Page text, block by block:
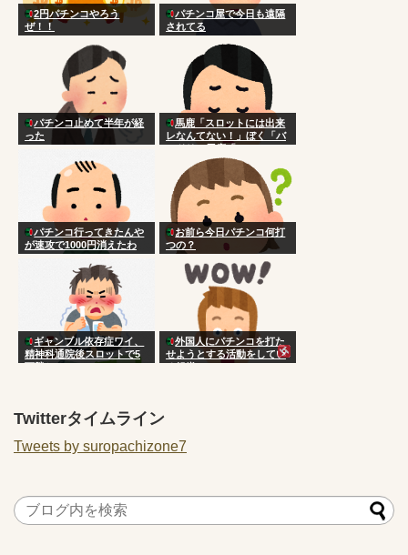
2円パチンコやろう
ぜ！！
パチンコ屋で今日も遠隔
されてる
パチンコ止めて半年が経
った
馬鹿「スロットには出来
レなんてない！」ぼく「バ
ンドリ」馬鹿「…」
パチンコ行ってきたんや
が速攻で1000円消えたわ
お前ら今日パチンコ何打
つの？
ギャンブル依存症ワイ、
精神科通院後スロットで5
万勝ち
外国人にパチンコを打た
せようとする活動をしてい
る組織ｗｗｗ
Twitterタイムライン
Tweets by suropachizone7